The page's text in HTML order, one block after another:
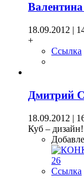
18.09.2012 |
+
Ссылка
Дмитрий
18.09.2012 |
Куб – дизайн!
Ссылка